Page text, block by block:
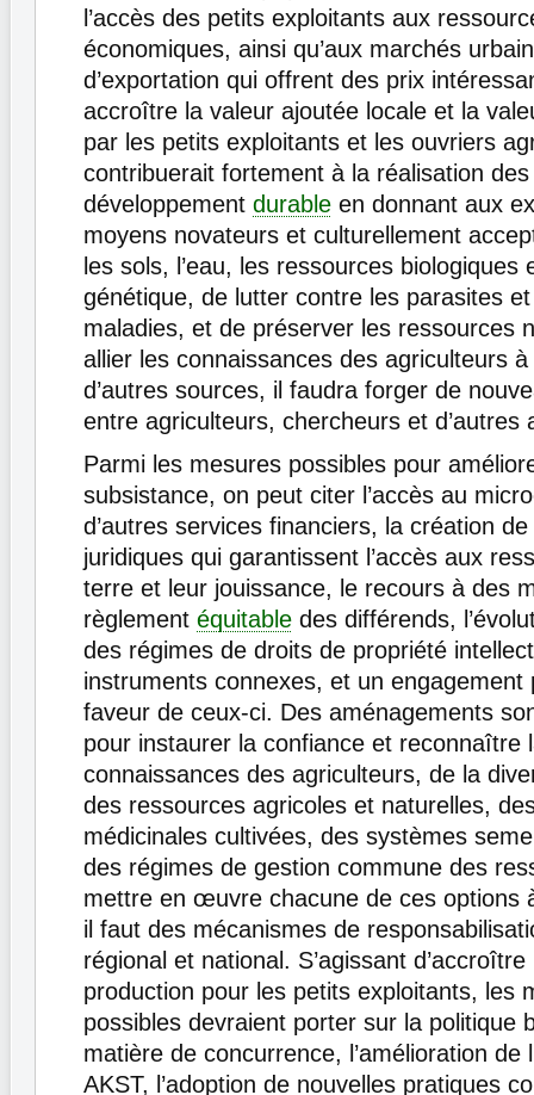
l’accès des petits exploitants aux
économiques, ainsi qu’aux marchés
d’exportation qui offrent des prix
accroître la valeur ajoutée locale et la
par les petits exploitants et les ouvriers
contribuerait fortement à la réalisation
développement durable en donnant aux
moyens novateurs et culturellement
les sols, l’eau, les ressources biologiques
génétique, de lutter contre les parasites
maladies, et de préserver les ressources
allier les connaissances des agriculteurs
d’autres sources, il faudra forger de
entre agriculteurs, chercheurs et d’autres
Parmi les mesures possibles pour
subsistance, on peut citer l’accès au
d’autres services financiers, la création
juridiques qui garantissent l’accès aux
terre et leur jouissance, le recours à des
règlement équitable des différends,
des régimes de droits de propriété
instruments connexes, et un engagement
faveur de ceux-ci. Des aménagements
pour instaurer la confiance et reconnaître
connaissances des agriculteurs, de la
des ressources agricoles et naturelles,
médicinales cultivées, des systèmes
des régimes de gestion commune des
mettre en œuvre chacune de ces options
il faut des mécanismes de
régional et national. S’agissant
production pour les petits exploitants, les
possibles devraient porter sur la politique
matière de concurrence, l’amélioration de
AKST, l’adoption de nouvelles pratiques